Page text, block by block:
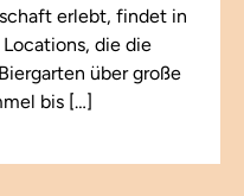
erlebt, findet in
die die
über große
bis […]